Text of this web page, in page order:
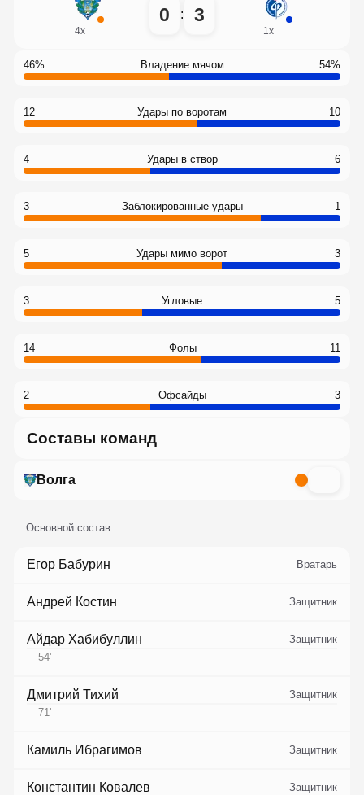
4x
0 : 3
1x
46% Владение мячом 54%
12 Удары по воротам 10
4 Удары в створ 6
3 Заблокированные удары 1
5 Удары мимо ворот 3
3 Угловые 5
14 Фолы 11
2 Офсайды 3
Составы команд
Волга
Основной состав
Егор Бабурин Вратарь
Андрей Костин Защитник
Айдар Хабибуллин
Защитник
54'
Дмитрий Тихий
Защитник
71'
Камиль Ибрагимов Защитник
Константин Ковалев
Защитник